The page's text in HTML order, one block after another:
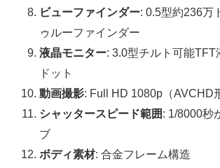
ビューファインダー: 0.5型約236万
ゥルーファインダー
液晶モニター: 3.0型チルト可能TFT
ドット
動画撮影: Full HD 1080p（AVCHD
シャッタースピード範囲: 1/8000秒
ブ
ボディ素材: 合金フレーム構造